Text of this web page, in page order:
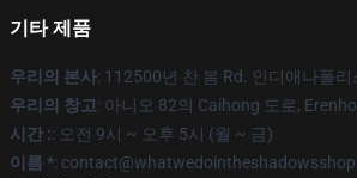
기타 제품
우리의 본사: 112500년 찬 봄 Rd. 인디애나폴리
우리의 창고: 아니오 82의 Caihong 도로,
시간 :: 오전 9시 ~ 오후 5시 (월 ~ 금)
이름 *: